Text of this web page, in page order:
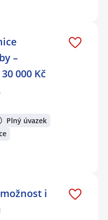
–
000 Kč
Plný úvazek
i